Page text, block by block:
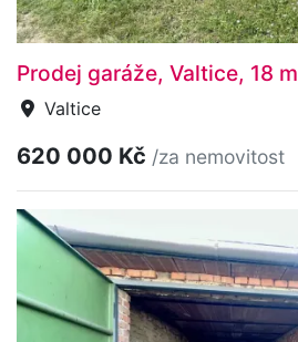
Prodej garáže, Valtice, 18 m
Valtice
620 000 Kč /za nemovitost